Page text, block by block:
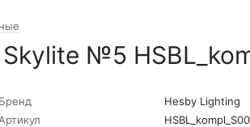
№5
Бренд
Hesby Lighting
Артикул